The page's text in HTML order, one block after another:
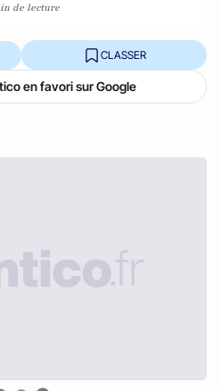
de lecture
CLASSER
en favori sur Google